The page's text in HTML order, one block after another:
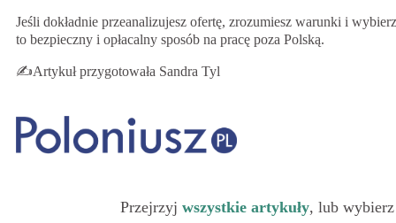
Jeśli dokładnie przeanalizujesz ofertę, zrozumiesz warunki i
to bezpieczny i opłacalny sposób na pracę poza Polską.
✍️Artykuł przygotowała Sandra Tyl
Przejrzyj wszystkie artykuły, lub